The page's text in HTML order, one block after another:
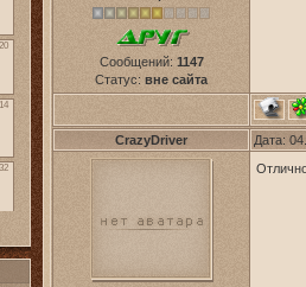
Сообщений: 1147
Статус: вне сайта
CrazyDriver Дата: